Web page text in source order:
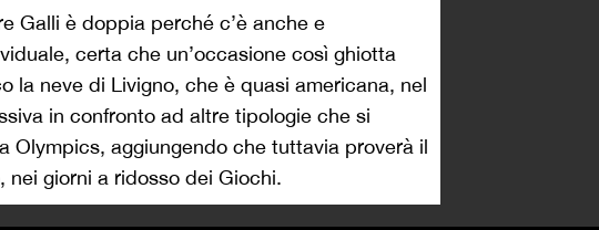
Galli è doppia perché c’è anche e
certa che un’occasione così ghiotta
la neve di Livigno, che è quasi americana, nel
in confronto ad altre tipologie che si
Olympics, aggiungendo che tuttavia proverà il
giorni a ridosso dei Giochi.